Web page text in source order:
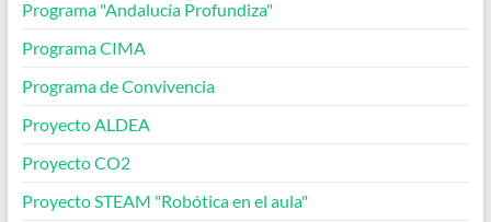
Programa "Andalucía Profundiza"
Programa CIMA
Programa de Convivencia
Proyecto ALDEA
Proyecto CO2
Proyecto STEAM "Robótica en el aula"